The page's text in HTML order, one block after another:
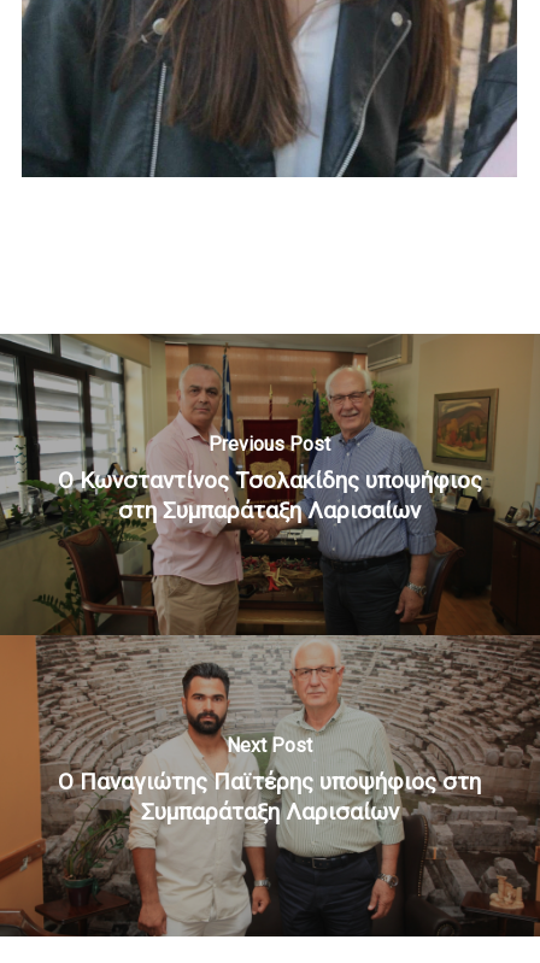
Previous Post
Ο Κωνσταντίνος Τσολακίδης υποψήφιος
στη Συμπαράταξη Λαρισαίων
Next Post
Ο Παναγιώτης Παϊτέρης υποψήφιος στη
Συμπαράταξη Λαρισαίων